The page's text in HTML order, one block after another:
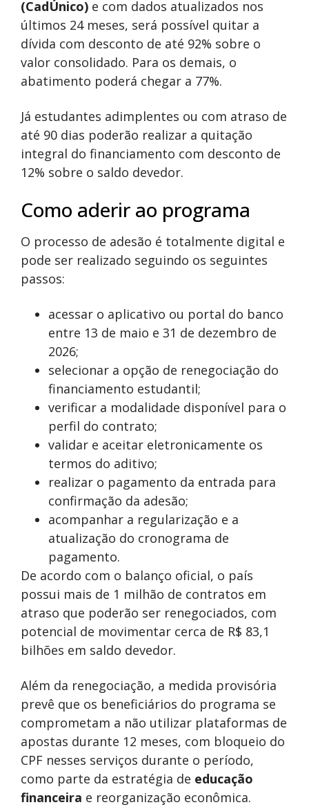
(CadÚnico) e com dados atualizados nos
últimos 24 meses, será possível quitar a
dívida com desconto de até 92% sobre o
valor consolidado. Para os demais, o
abatimento poderá chegar a 77%.
Já estudantes adimplentes ou com atraso de
até 90 dias poderão realizar a quitação
integral do financiamento com desconto de
12% sobre o saldo devedor.
Como aderir ao programa
O processo de adesão é totalmente digital e
pode ser realizado seguindo os seguintes
passos:
acessar o aplicativo ou portal do banco
entre 13 de maio e 31 de dezembro de
2026;
selecionar a opção de renegociação do
financiamento estudantil;
verificar a modalidade disponível para o
perfil do contrato;
validar e aceitar eletronicamente os
termos do aditivo;
realizar o pagamento da entrada para
confirmação da adesão;
acompanhar a regularização e a
atualização do cronograma de
pagamento.
De acordo com o balanço oficial, o país
possui mais de 1 milhão de contratos em
atraso que poderão ser renegociados, com
potencial de movimentar cerca de R$ 83,1
bilhões em saldo devedor.
Além da renegociação, a medida provisória
prevê que os beneficiários do programa se
comprometam a não utilizar plataformas de
apostas durante 12 meses, com bloqueio do
CPF nesses serviços durante o período,
como parte da estratégia de educação
financeira e reorganização econômica.